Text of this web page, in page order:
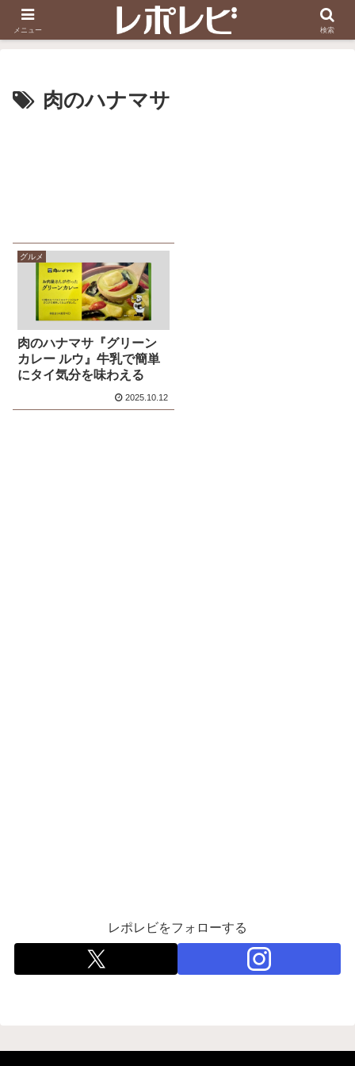
スヌーピー刺しゅう ダイソー知恵の輪
肉のハナマサ
グルメ
肉のハナマサ『グリーン
カレー ルウ』牛乳で簡単
にタイ気分を味わえる
2025.10.12
レポレビをフォローする
メニュー 検索